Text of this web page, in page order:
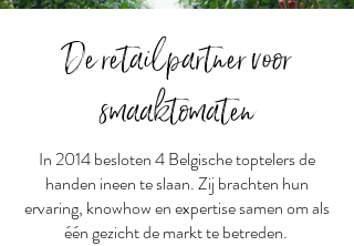
De retailpartner voor
smaaktomaten
In 2014 besloten 4 Belgische toptelers de
handen ineen te slaan. Zij brachten hun
ervaring, knowhow en expertise samen om als
één gezicht de markt te betreden.